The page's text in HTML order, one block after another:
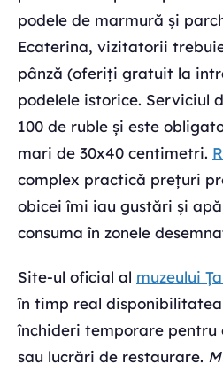
podele de marmură și
Ecaterina, vizitatorii
pânză (oferiți gratuit la
podelele istorice. Serviciul
100 de ruble și este
mari de 30x40 centimetri.
complex practică prețuri
obicei îmi iau gustări și
consuma în zonele
Site-ul oficial al muzeului
în timp real
închideri temporare pentru
sau lucrări de restaurare.